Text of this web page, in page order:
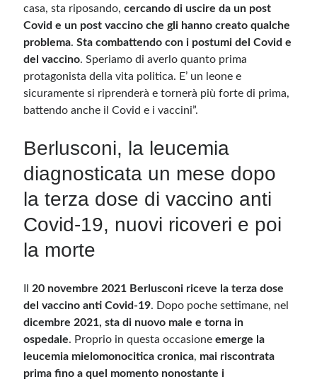
casa, sta riposando,cercando di uscire da un post
Covid e un post vaccino che gli hanno creato qualche
problema.Sta combattendo con i postumi del Covid e
del vaccino. Speriamo di averlo quanto prima
protagonista della vita politica. E’ un leone e
sicuramente si riprenderà e tornerà più forte di prima,
battendo anche il Covid e i vaccini”.
Berlusconi, la leucemia
diagnosticata un mese dopo
la terza dose di vaccino anti
Covid-19, nuovi ricoveri e poi
la morte
20 novembre 2021 Berlusconi riceve la terza dose
del vaccino anti Covid-19. Dopo poche settimane, nel
dicembre 2021, sta di nuovo male e torna in
ospedale. Proprio in questa occasioneemerge la
leucemia mielomonocitica cronica, mai riscontrata
prima fino a quel momento nonostante i